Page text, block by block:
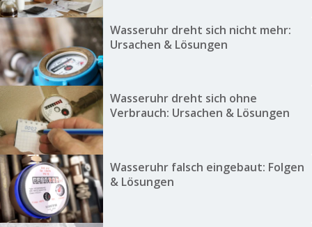
Wasseruhr dreht sich nicht mehr:
Ursachen & Lösungen
Wasseruhr dreht sich ohne
Verbrauch: Ursachen & Lösungen
Wasseruhr falsch eingebaut: Folgen
& Lösungen